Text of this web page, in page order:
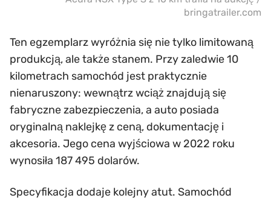
bringatrailer.com
Ten egzemplarz wyróżnia się nie tylko limitowaną
produkcją, ale także stanem. Przy zaledwie 10
kilometrach samochód jest praktycznie
nienaruszony: wewnątrz wciąż znajdują się
fabryczne zabezpieczenia, a auto posiada
oryginalną naklejkę z ceną, dokumentację i
akcesoria. Jego cena wyjściowa w 2022 roku
wynosiła 187 495 dolarów.
Specyfikacja dodaje kolejny atut. Samochód